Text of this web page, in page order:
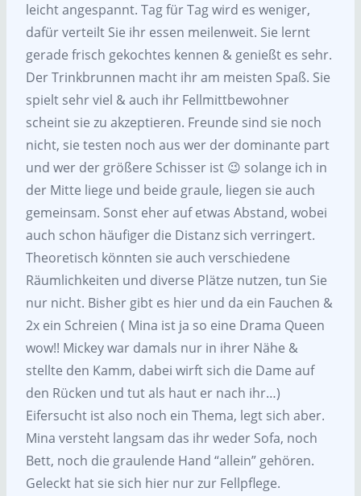
leicht angespannt. Tag für Tag wird es weniger,
dafür verteilt Sie ihr essen meilenweit. Sie lernt
gerade frisch gekochtes kennen & genießt es sehr.
Der Trinkbrunnen macht ihr am meisten Spaß. Sie
spielt sehr viel & auch ihr Fellmittbewohner
scheint sie zu akzeptieren. Freunde sind sie noch
nicht, sie testen noch aus wer der dominante part
und wer der größere Schisser ist 😉 solange ich in
der Mitte liege und beide graule, liegen sie auch
gemeinsam. Sonst eher auf etwas Abstand, wobei
auch schon häufiger die Distanz sich verringert.
Theoretisch könnten sie auch verschiedene
Räumlichkeiten und diverse Plätze nutzen, tun Sie
nur nicht. Bisher gibt es hier und da ein Fauchen &
2x ein Schreien ( Mina ist ja so eine Drama Queen
wow!! Mickey war damals nur in ihrer Nähe &
stellte den Kamm, dabei wirft sich die Dame auf
den Rücken und tut als haut er nach ihr…)
Eifersucht ist also noch ein Thema, legt sich aber.
Mina versteht langsam das ihr weder Sofa, noch
Bett, noch die graulende Hand “allein” gehören.
Geleckt hat sie sich hier nur zur Fellpflege.